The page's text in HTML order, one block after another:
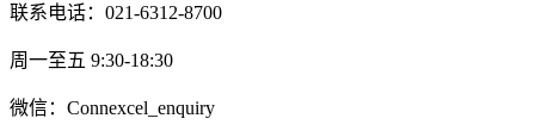
联系电话：021-6312-8700
周一至五 9:30-18:30
微信：Connexcel_enquiry